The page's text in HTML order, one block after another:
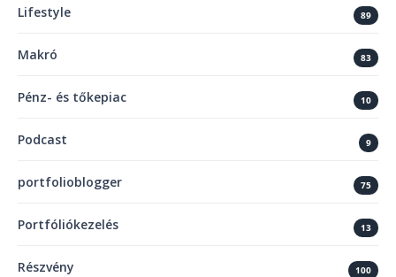
Lifestyle 89
Makró 83
Pénz- és tőkepiac 10
Podcast 9
portfolioblogger 75
Portfóliókezelés 13
Részvény 100